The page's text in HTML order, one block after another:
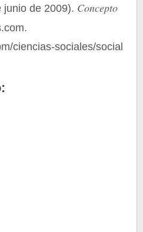
junio de 2009). Concepto
ciencias-sociales/social